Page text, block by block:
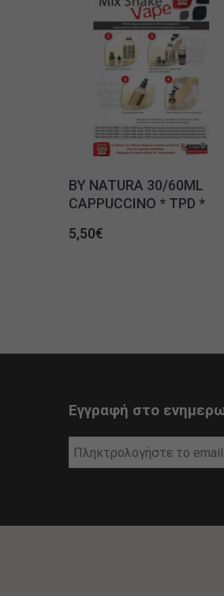
BY NATURA 30/60ML
CAPPUCCINO * TPD *
5,50€
Εγγραφή στο